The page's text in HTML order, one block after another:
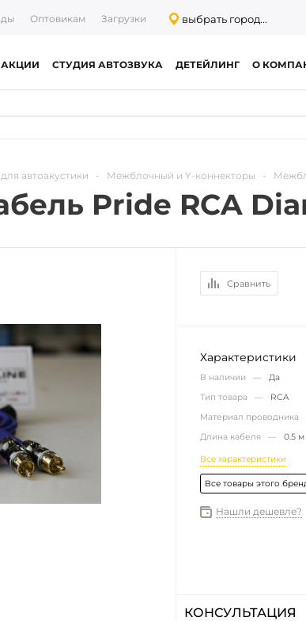
Оптовикам Загрузки выбрать город...
АКЦИИ СТУДИЯ АВТОЗВУКА ДЕТЕЙЛИНГ О
автоакустики - Межблочный и Y-коннекторы -
Pride RCA
Сравнить
Характеристики
В наличии —Да
Тип товара — RCA
Материал
Длина кабеля —0.5 м
Все характеристики
Все товары этого
Нашли дешевле?
КОНСУЛЬТАЦИЯ